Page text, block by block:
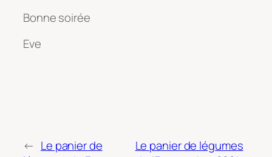
Bonne soirée
Eve
← Le panier de
Le panier de légumes